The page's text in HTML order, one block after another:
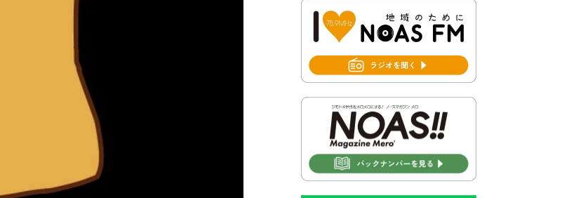
2026年7月31日 第６次豊前市
総合計画後期基本計画策定業
書が変わります！
2026年7月30日 豊前市立豊前
中学校の進捗状況について
2026年7月30日 豊前市立学校